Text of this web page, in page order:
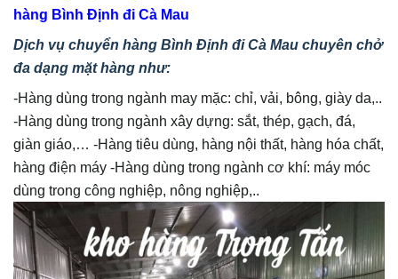
hàng Bình Định đi Cà Mau
Dịch vụ chuyển hàng Bình Định đi Cà Mau chuyên chở
đa dạng mặt hàng như:
-Hàng dùng trong ngành may mặc: chỉ, vải, bông, giày da,..
-Hàng dùng trong ngành xây dựng: sắt, thép, gạch, đá,
giàn giáo,… -Hàng tiêu dùng, hàng nội thất, hàng hóa chất,
hàng điện máy -Hàng dùng trong ngành cơ khí: máy móc
dùng trong công nghiệp, nông nghiệp,..